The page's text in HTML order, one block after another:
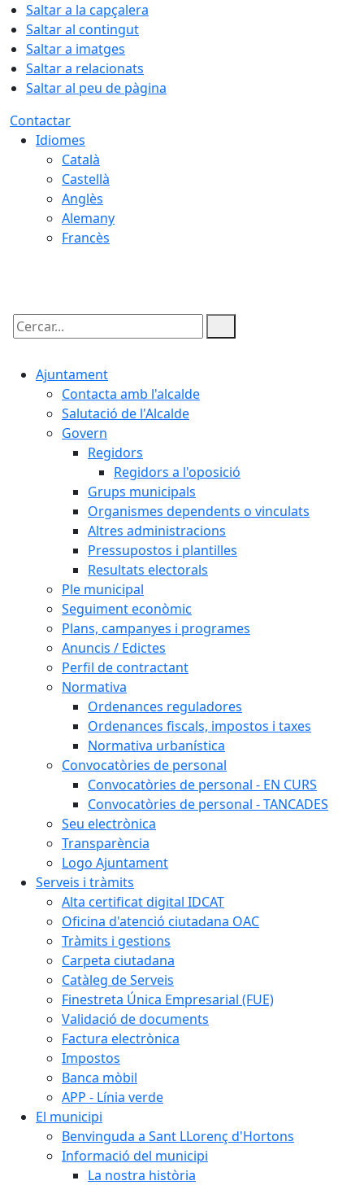
Saltar a la capçalera
Saltar al contingut
Saltar a imatges
Saltar a relacionats
Saltar al peu de pàgina
Contactar
Idiomes
Català
Castellà
Anglès
Alemany
Francès
Cercar:
Ajuntament
Contacta amb l'alcalde
Salutació de l'Alcalde
Govern
Regidors
Regidors a l'oposició
Grups municipals
Organismes dependents o vinculats
Altres administracions
Pressupostos i plantilles
Resultats electorals
Ple municipal
Seguiment econòmic
Plans, campanyes i programes
Anuncis / Edictes
Perfil de contractant
Normativa
Ordenances reguladores
Ordenances fiscals, impostos i taxes
Normativa urbanística
Convocatòries de personal
Convocatòries de personal - EN CURS
Convocatòries de personal - TANCADES
Seu electrònica
Transparència
Logo Ajuntament
Serveis i tràmits
Alta certificat digital IDCAT
Oficina d'atenció ciutadana OAC
Tràmits i gestions
Carpeta ciutadana
Catàleg de Serveis
Finestreta Única Empresarial (FUE)
Validació de documents
Factura electrònica
Impostos
Banca mòbil
APP - Línia verde
El municipi
Benvinguda a Sant LLorenç d'Hortons
Informació del municipi
La nostra història